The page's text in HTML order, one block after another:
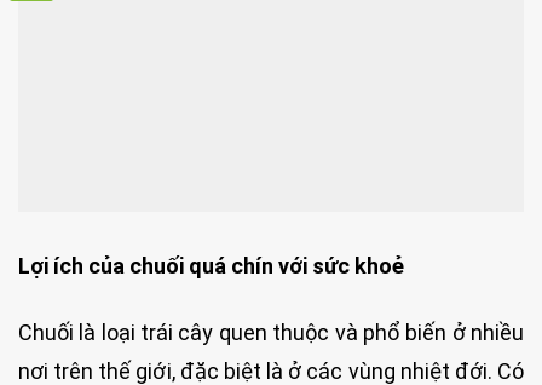
Lợi ích của chuối quá chín với sức khoẻ
Chuối là loại trái cây quen thuộc và phổ biến ở nhiều
nơi trên thế giới, đặc biệt là ở các vùng nhiệt đới. Có